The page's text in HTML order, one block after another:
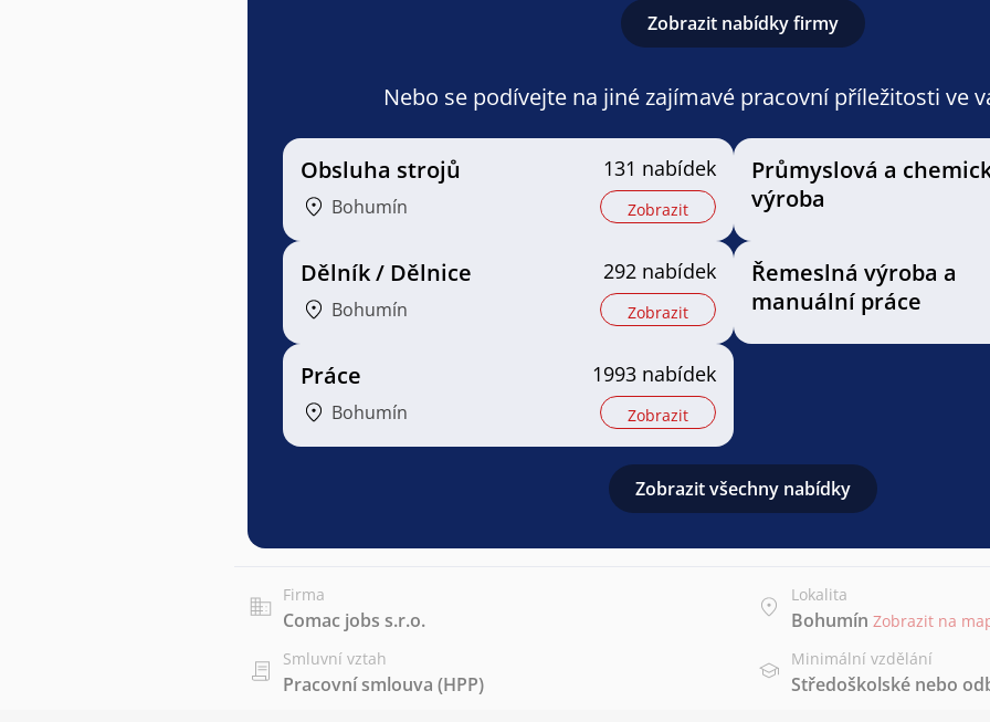
Zobrazit nabídky firmy
Nebo se podívejte na jiné zajímavé pracovní příležitosti ve
Obsluha strojů
Bohumín
131 nabídek
Zobrazit
Průmyslová a
výroba
Dělník / Dělnice
Bohumín
292 nabídek
Zobrazit
Řemeslná výroba a
manuální práce
Práce
Bohumín
1993 nabídek
Zobrazit
Zobrazit všechny nabídky
Firma
Comac jobs s.r.o.
Lokalita
Bohumín Zobrazit na
Smluvní vztah
Pracovní smlouva (HPP)
Minimální vzdělání
Středoškolské nebo